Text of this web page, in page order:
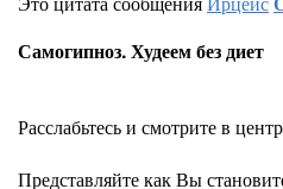
Самогипноз. Худеем без диет
Расслабьтесь и смотрите в
Представляйте как Вы